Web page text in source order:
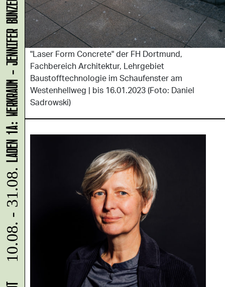
"Laser Form Concrete" der FH Dortmund,
Fachbereich Architektur, Lehrgebiet
Baustofftechnologie im Schaufenster am
Westenhellweg | bis 16.01.2023 (Foto: Daniel
Sadrowski)
10.08. - 31.08.
LADEN 1A: WERKRAUM - JENNIFER BUNZECK